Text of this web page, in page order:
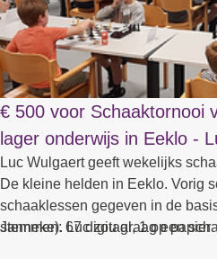
de hoeveelheid weggeworpen
€ 500 voor Schaaktornooi
lager onderwijs in Eeklo -
Meetjeslandse
Luc Wulgaert geeft wekelijks
De kleine helden in Eeklo. Vorig
schaaklessen gegeven in de
Janneke). Luc zou graag een
deze leerlingen. Bij uitbreiding
stemmen: 67 digitaal, 1 op papier